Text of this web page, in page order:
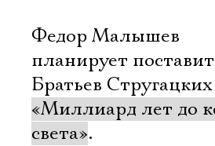
Федор Малышев
планирует
Братьев Стругацких
«Миллиард лет до
света».